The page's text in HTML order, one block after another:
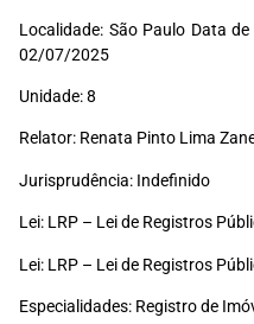
Localidade: São Paulo Data
02/07/2025
Unidade: 8
Relator: Renata Pinto Lima
Jurisprudência: Indefinido
Lei: LRP – Lei de Registros
Lei: LRP – Lei de Registros
Especialidades: Registro de